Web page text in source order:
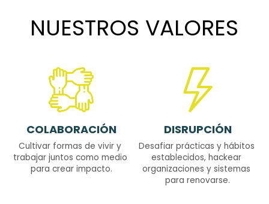
NUESTROS VALORES
COLABORACIÓN
Cultivar formas de vivir y
trabajar juntos como medio
para crear impacto.
DISRUPCIÓN
Desafiar prácticas y hábitos
establecidos, hackear
organizaciones y sistemas
para renovarse.